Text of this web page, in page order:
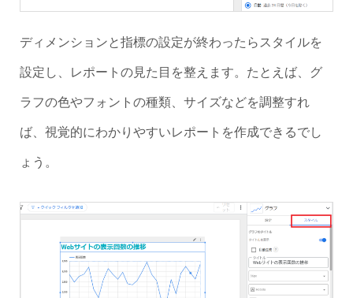
ディメンションと指標の設定が終わったらスタイルを
設定し、レポートの見た目を整えます。たとえば、グ
ラフの色やフォントの種類、サイズなどを調整すれ
ば、視覚的にわかりやすいレポートを作成できるでし
ょう。